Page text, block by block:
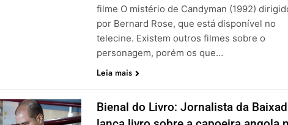
filme O mistério de Candyman (1992)
por Bernard Rose, que está disponível no
telecine. Existem outros filmes sobre o
personagem, porém os que…
Leia mais
Bienal do Livro: Jornalista da